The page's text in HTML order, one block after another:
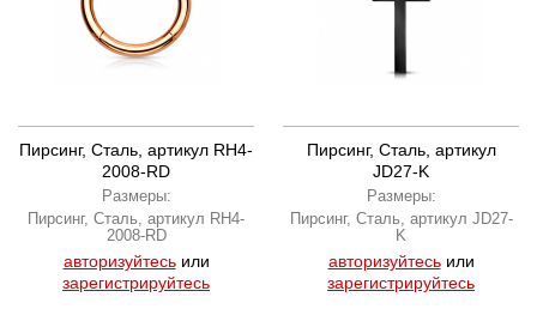
Пирсинг, Сталь, артикул RH4-
2008-RD
Размеры:
Пирсинг, Сталь, артикул RH4-
2008-RD
авторизуйтесьили
зарегистрируйтесь
Пирсинг, Сталь, артикул
JD27-K
Размеры:
Пирсинг, Сталь, артикул JD27-
K
авторизуйтесьили
зарегистрируйтесь